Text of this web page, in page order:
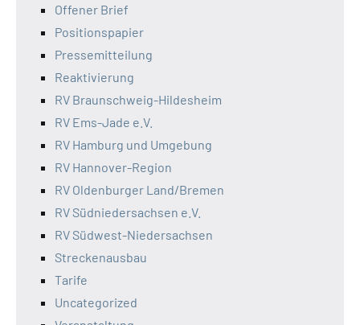
Offener Brief
Positionspapier
Pressemitteilung
Reaktivierung
RV Braunschweig-Hildesheim
RV Ems-Jade e.V.
RV Hamburg und Umgebung
RV Hannover-Region
RV Oldenburger Land/Bremen
RV Südniedersachsen e.V.
RV Südwest-Niedersachsen
Streckenausbau
Tarife
Uncategorized